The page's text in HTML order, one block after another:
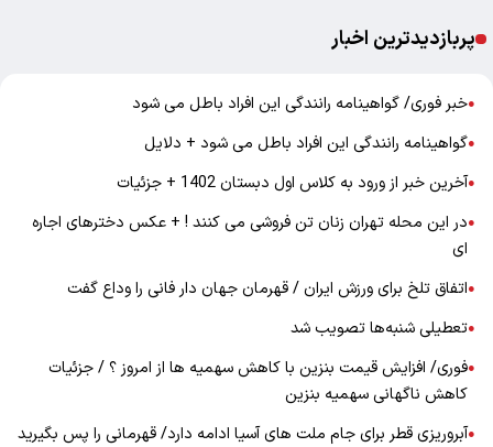
پربازدیدترین اخبار
●خبر فوری/ گواهینامه رانندگی این افراد باطل می شود
●گواهینامه رانندگی این افراد باطل می شود + دلایل
●آخرین خبر از ورود به کلاس اول دبستان 1402 + جزئیات
●در این محله تهران زنان تن فروشی می کنند ! + عکس دخترهای اجاره
ای
●اتفاق تلخ برای ورزش ایران / قهرمان جهان دار فانی را وداع گفت
●تعطیلی شنبه‌ها تصویب شد
●فوری/ افزایش قیمت بنزین با کاهش سهمیه ها از امروز ؟ / جزئیات
کاهش ناگهانی سهمیه بنزین
●آبروریزی قطر برای جام ملت های آسیا ادامه دارد/ قهرمانی را پس بگیرید